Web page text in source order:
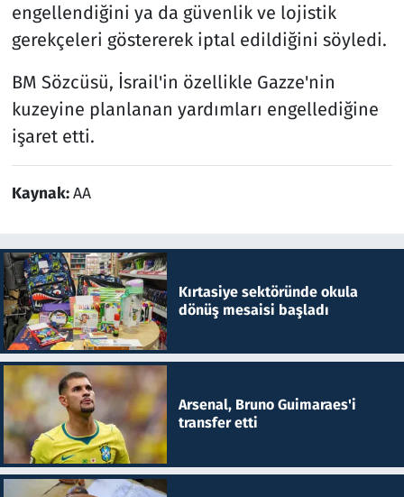
engellendiğini ya da güvenlik ve lojistik
gerekçeleri göstererek iptal edildiğini söyledi.
BM Sözcüsü, İsrail'in özellikle Gazze'nin
kuzeyine planlanan yardımları engellediğine
işaret etti.
Kaynak:AA
Kırtasiye sektöründe okula
dönüş mesaisi başladı
Arsenal, Bruno Guimaraes'i
transfer etti